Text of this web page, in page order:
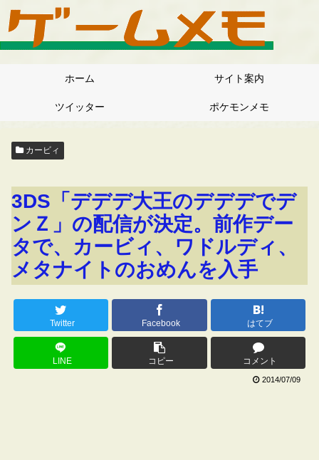
ホーム サイト案内
ツイッター ポケモンメモ
カービィ
3DS「デデデ大王のデデデでデ
ンＺ」の配信が決定。前作デー
タで、カービィ、ワドルディ、
メタナイトのおめんを入手
Twitter Facebook はてブ
LINE コピー コメント
2014/07/09